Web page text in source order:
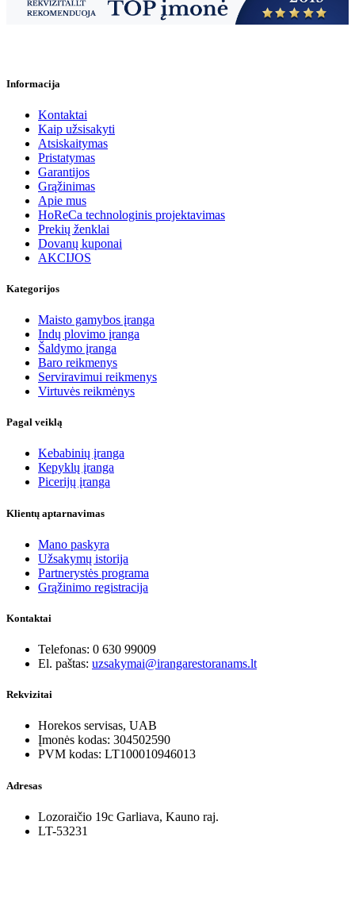
Informacija
Kontaktai
Kaip užsisakyti
Atsiskaitymas
Pristatymas
Garantijos
Grąžinimas
Apie mus
HoReCa technologinis projektavimas
Prekių ženklai
Dovanų kuponai
AKCIJOS
Kategorijos
Maisto gamybos įranga
Indų plovimo įranga
Šaldymo įranga
Baro reikmenys
Serviravimui reikmenys
Virtuvės reikmėnys
Pagal veiklą
Kebabinių įranga
Кеpyklų įranga
Picerijų įranga
Klientų aptarnavimas
Mano paskyra
Užsakymų istorija
Partnerystės programa
Grąžinimo registracija
Kontaktai
Telefonas: 0 630 99009
El. paštas: uzsakymai@irangarestoranams.lt
Rekvizitai
Horekos servisas, UAB
Įmonės kodas: 304502590
PVM kodas: LT100010946013
Adresas
Lozoraičio 19c Garliava, Kauno raj.
LT-53231